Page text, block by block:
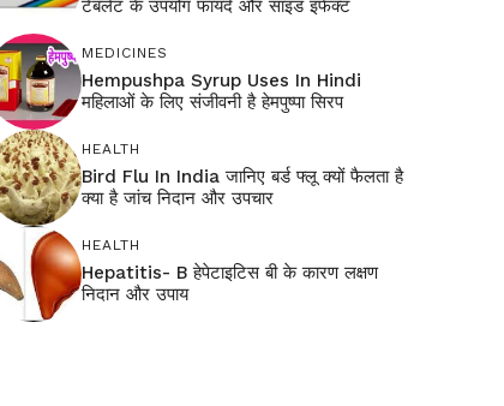
टेबलेट के उपयोग फायदे और साइड इफेक्ट
MEDICINES
Hempushpa Syrup Uses In Hindi
महिलाओं के लिए संजीवनी है हेमपुष्पा सिरप
HEALTH
Bird Flu In India जानिए बर्ड फ्लू क्यों फैलता है
क्या है जांच निदान और उपचार
HEALTH
Hepatitis- B हेपेटाइटिस बी के कारण लक्षण
निदान और उपाय